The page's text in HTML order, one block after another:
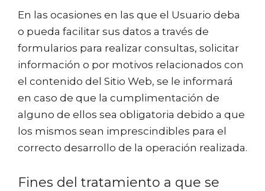
En las ocasiones en las que el Usuario deba
o pueda facilitar sus datos a través de
formularios para realizar consultas, solicitar
información o por motivos relacionados con
el contenido del Sitio Web, se le informará
en caso de que la cumplimentación de
alguno de ellos sea obligatoria debido a que
los mismos sean imprescindibles para el
correcto desarrollo de la operación realizada.
Fines del tratamiento a que se